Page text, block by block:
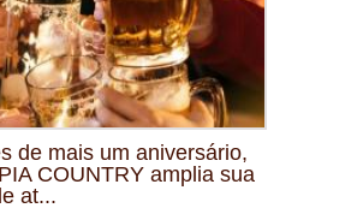
de mais um aniversário,
COUNTRY amplia sua
at...